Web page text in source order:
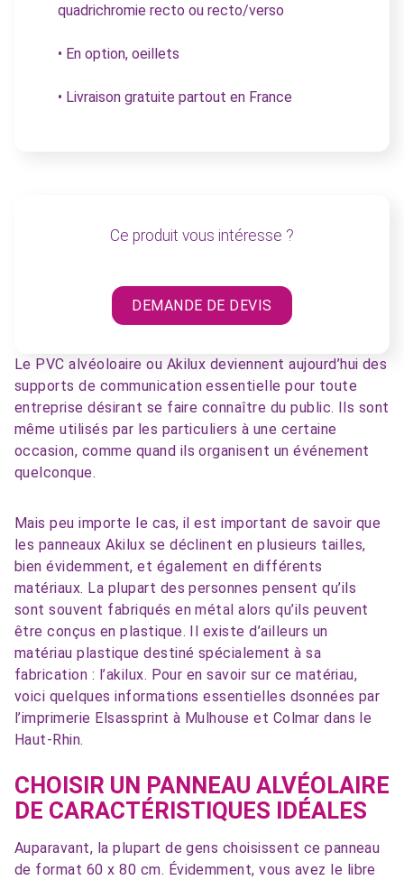
Le PVC alvéoloaire ou Akilux deviennent aujourd’hui des
supports de communication essentielle pour toute
entreprise désirant se faire connaître du public. Ils sont
même utilisés par les particuliers à une certaine
occasion, comme quand ils organisent un événement
quelconque.
Mais peu importe le cas, il est important de savoir que
les panneaux Akilux se déclinent en plusieurs tailles,
bien évidemment, et également en différents
matériaux. La plupart des personnes pensent qu’ils
sont souvent fabriqués en métal alors qu’ils peuvent
être conçus en plastique. Il existe d’ailleurs un
matériau plastique destiné spécialement à sa
fabrication : l’akilux. Pour en savoir sur ce matériau,
voici quelques informations essentielles dsonnées par
l’imprimerie Elsassprint à Mulhouse et Colmar dans le
Haut-Rhin.
CHOISIR UN PANNEAU ALVÉOLAIRE
DE CARACTÉRISTIQUES IDÉALES
Auparavant, la plupart de gens choisissent ce panneau
de format 60 x 80 cm. Évidemment, vous avez le libre
quadrichromie recto ou recto/verso
• En option, oeillets
• Livraison gratuite partout en France
Ce produit vous intéresse ?
DEMANDE DE DEVIS